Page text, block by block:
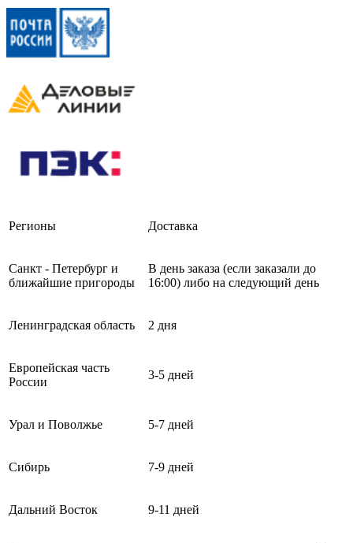
Регионы Доставка
Санкт - Петербург и
ближайшие пригороды
В день заказа (если заказали до
16:00) либо на следующий день
Ленинградская область 2 дня
Европейская часть
России
3-5 дней
Урал и Поволжье 5-7 дней
Сибирь 7-9 дней
Дальний Восток 9-11 дней